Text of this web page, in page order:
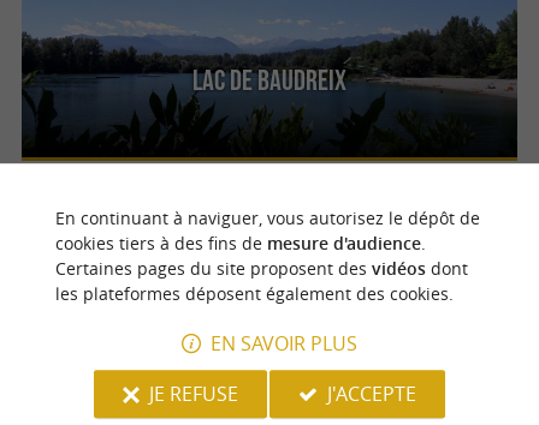
Lac De Baudreix
Pau
En continuant à naviguer, vous autorisez le dépôt de
cookies tiers à des fins de mesure d'audience.
Certaines pages du site proposent des vidéosdont
les plateformes déposent également des cookies.
EN SAVOIR PLUS
JE REFUSE
J'ACCEPTE